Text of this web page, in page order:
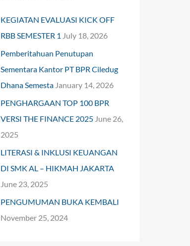
f
o
r
:
KEGIATAN EVALUASI KICK OFF
RBB SEMESTER 1 July 18, 2026
Pemberitahuan Penutupan
Sementara Kantor PT BPR Ciledug
Dhana Semesta January 14, 2026
PENGHARGAAN TOP 100 BPR
VERSI THE FINANCE 2025 June 26,
2025
LITERASI & INKLUSI KEUANGAN
DI SMK AL – HIKMAH JAKARTA
June 23, 2025
PENGUMUMAN BUKA KEMBALI
November 25, 2024